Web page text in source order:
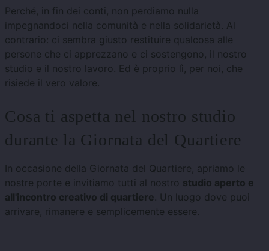
Perché, in fin dei conti, non perdiamo nulla
impegnandoci nella comunità e nella solidarietà. Al
contrario: ci sembra giusto restituire qualcosa alle
persone che ci apprezzano e ci sostengono, il nostro
studio e il nostro lavoro. Ed è proprio lì, per noi, che
risiede il vero valore.
Cosa ti aspetta nel nostro studio
durante la Giornata del Quartiere
In occasione della Giornata del Quartiere, apriamo le
nostre porte e invitiamo tutti al nostro studio aperto e
all'incontro creativo di quartiere. Un luogo dove puoi
arrivare, rimanere e semplicemente essere.